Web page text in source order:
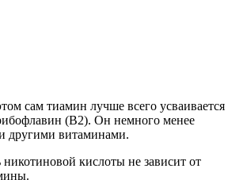
сам тиамин лучше всего усваивается
(В2). Он немного менее
другими витаминами.
кислоты не зависит от